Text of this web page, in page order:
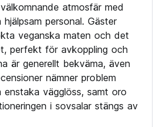
atmosfär med
personal. Gäster
veganska maten och det
perfekt för avkoppling och
är generellt bekväma, även
nämner problem
enstaka vägglöss, samt oro
i sovsalar stängs av